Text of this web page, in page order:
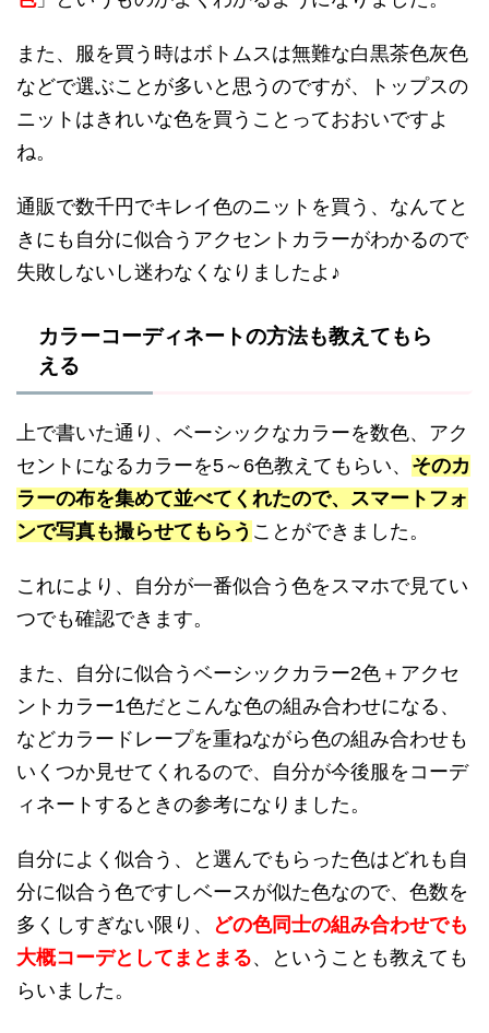
また、服を買う時はボトムスは無難な白黒茶色灰色
などで選ぶことが多いと思うのですが、トップスの
ニットはきれいな色を買うことっておおいですよ
ね。
通販で数千円でキレイ色のニットを買う、なんてと
きにも自分に似合うアクセントカラーがわかるので
失敗しないし迷わなくなりましたよ♪
カラーコーディネートの方法も教えてもら
える
上で書いた通り、ベーシックなカラーを数色、アク
セントになるカラーを5～6色教えてもらい、 そのカ
ラーの布を集めて並べてくれたので、スマートフォ
ンで写真も撮らせてもらう ことができました。
これにより、自分が一番似合う色をスマホで見てい
つでも確認できます。
また、自分に似合うベーシックカラー2色＋アクセ
ントカラー1色だとこんな色の組み合わせになる、
などカラードレープを重ねながら色の組み合わせも
いくつか見せてくれるので、自分が今後服をコーデ
ィネートするときの参考になりました。
自分によく似合う、と選んでもらった色はどれも自
分に似合う色ですしベースが似た色なので、色数を
多くしすぎない限り、 どの色同士の組み合わせでも
大概コーデとしてまとまる、ということも教えても
らいました。